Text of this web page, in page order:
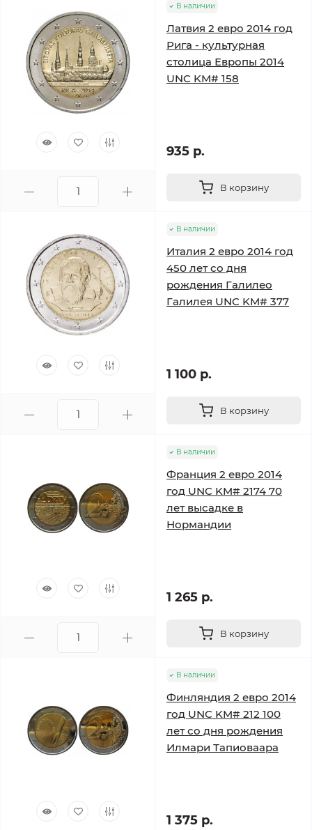
В наличии
Латвия 2 евро 2014 год
Рига - культурная
столица Европы 2014
UNC KM# 158
935 р.
В корзину
В наличии
Италия 2 евро 2014 год
450 лет со дня
рождения Галилео
Галилея UNC KM# 377
1 100 р.
В корзину
В наличии
Франция 2 евро 2014
год UNC KM# 2174 70
лет высадке в
Нормандии
1 265 р.
В корзину
В наличии
Финляндия 2 евро 2014
год UNC KM# 212 100
лет со дня рождения
Илмари Тапиоваара
1 375 р.